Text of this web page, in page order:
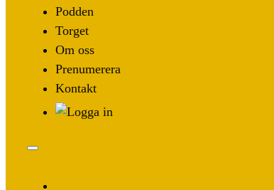
Podden
Torget
Om oss
Prenumerera
Kontakt